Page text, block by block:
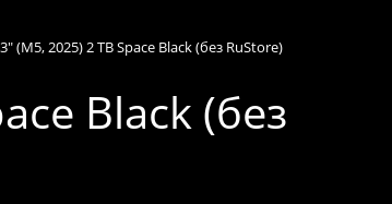
(M5, 2025) 2 TB Space Black (без RuStore)
Black (без